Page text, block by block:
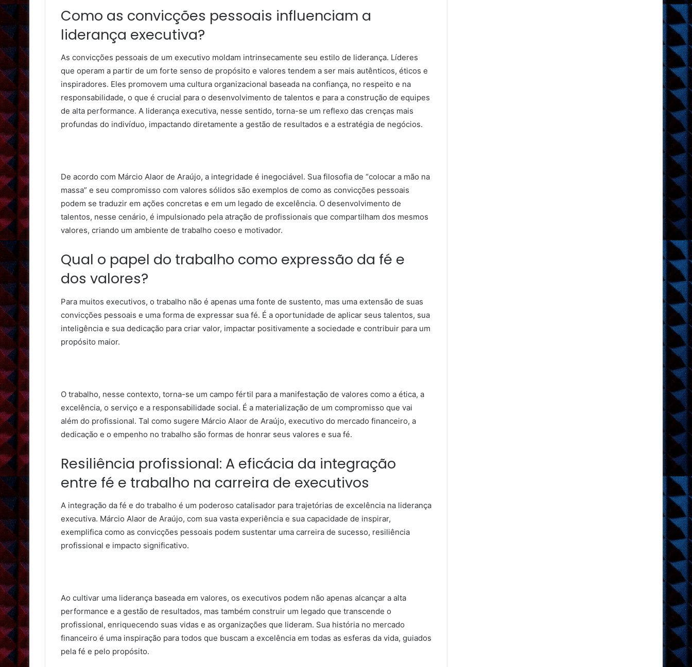
Como as convicções pessoais influenciam a
liderança executiva?
As convicções pessoais de um executivo moldam intrinsecamente seu estilo de liderança. Líderes
que operam a partir de um forte senso de propósito e valores tendem a ser mais autênticos, éticos e
inspiradores. Eles promovem uma cultura organizacional baseada na confiança, no respeito e na
responsabilidade, o que é crucial para o desenvolvimento de talentos e para a construção de equipes
de alta performance. A liderança executiva, nesse sentido, torna-se um reflexo das crenças mais
profundas do indivíduo, impactando diretamente a gestão de resultados e a estratégia de negócios.
De acordo com Márcio Alaor de Araújo, a integridade é inegociável. Sua filosofia de “colocar a mão na
massa” e seu compromisso com valores sólidos são exemplos de como as convicções pessoais
podem se traduzir em ações concretas e em um legado de excelência. O desenvolvimento de
talentos, nesse cenário, é impulsionado pela atração de profissionais que compartilham dos mesmos
valores, criando um ambiente de trabalho coeso e motivador.
Qual o papel do trabalho como expressão da fé e
dos valores?
Para muitos executivos, o trabalho não é apenas uma fonte de sustento, mas uma extensão de suas
convicções pessoais e uma forma de expressar sua fé. É a oportunidade de aplicar seus talentos, sua
inteligência e sua dedicação para criar valor, impactar positivamente a sociedade e contribuir para um
propósito maior.
O trabalho, nesse contexto, torna-se um campo fértil para a manifestação de valores como a ética, a
excelência, o serviço e a responsabilidade social. É a materialização de um compromisso que vai
além do profissional. Tal como sugere Márcio Alaor de Araújo, executivo do mercado financeiro, a
dedicação e o empenho no trabalho são formas de honrar seus valores e sua fé.
Resiliência profissional: A eficácia da integração
entre fé e trabalho na carreira de executivos
A integração da fé e do trabalho é um poderoso catalisador para trajetórias de excelência na liderança
executiva. Márcio Alaor de Araújo, com sua vasta experiência e sua capacidade de inspirar,
exemplifica como as convicções pessoais podem sustentar uma carreira de sucesso, resiliência
profissional e impacto significativo.
Ao cultivar uma liderança baseada em valores, os executivos podem não apenas alcançar a alta
performance e a gestão de resultados, mas também construir um legado que transcende o
profissional, enriquecendo suas vidas e as organizações que lideram. Sua história no mercado
financeiro é uma inspiração para todos que buscam a excelência em todas as esferas da vida, guiados
pela fé e pelo propósito.